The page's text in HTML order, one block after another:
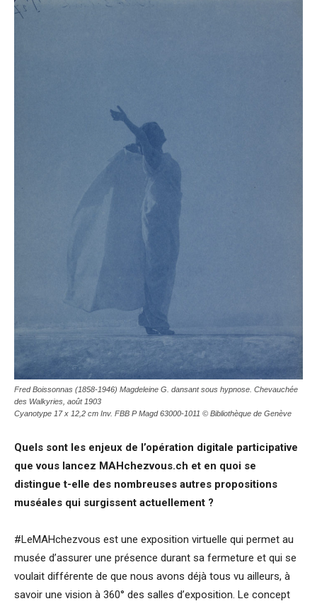
Fred Boissonnas (1858-1946) Magdeleine G. dansant sous hypnose. Chevauchée
des Walkyries, août 1903
Cyanotype 17 x 12,2 cm Inv. FBB P Magd 63000-1011 © Bibliothèque de Genève
Quels sont les enjeux de l’opération digitale participative
que vous lancez MAHchezvous.ch et en quoi se
distingue t-elle des nombreuses autres propositions
muséales qui surgissent actuellement ?
#LeMAHchezvous est une exposition virtuelle qui permet au
musée d’assurer une présence durant sa fermeture et qui se
voulait différente de que nous avons déjà tous vu ailleurs, à
savoir une vision à 360° des salles d’exposition. Le concept